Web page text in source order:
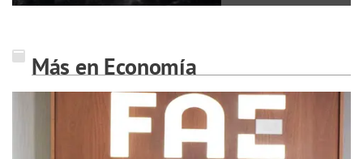
Más en Economía